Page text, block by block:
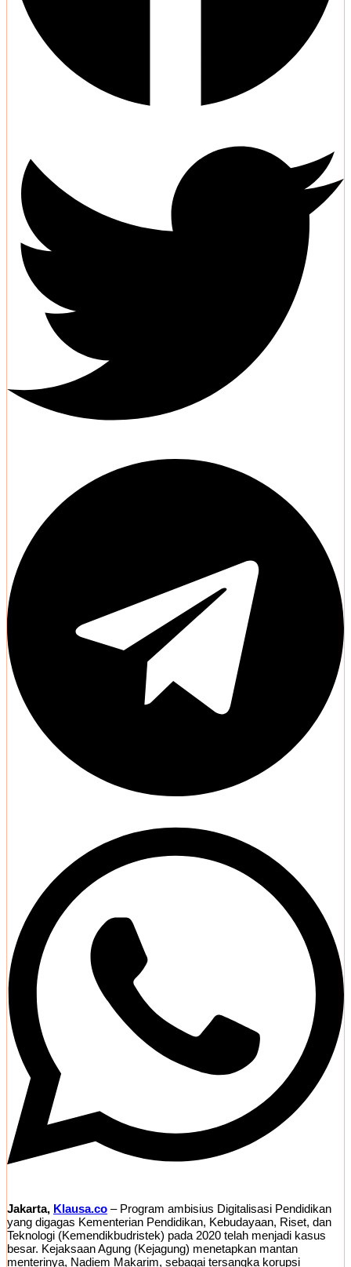
Jakarta, Klausa.co – Program ambisius Digitalisasi Pendidikan
yang digagas Kementerian Pendidikan, Kebudayaan, Riset, dan
Teknologi (Kemendikbudristek) pada 2020 telah menjadi kasus
besar. Kejaksaan Agung (Kejagung) menetapkan mantan
menterinya, Nadiem Makarim, sebagai tersangka korupsi